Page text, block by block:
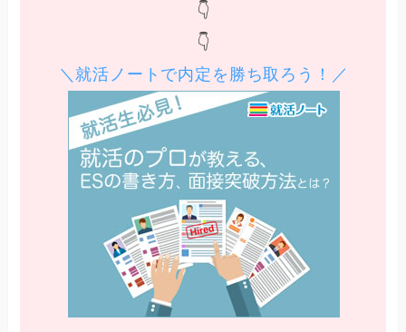
👇
👇
＼就活ノートで内定を勝ち取ろう！／